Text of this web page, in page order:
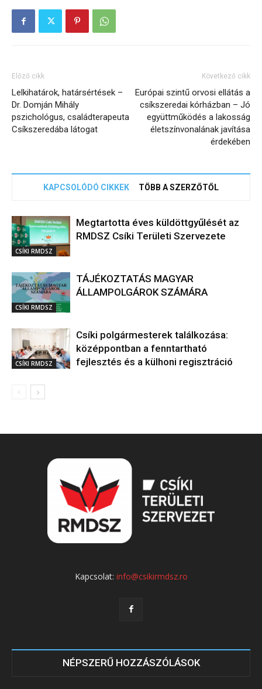
Előző cikk
Lelkihatárok, határsértések –
Dr. Domján Mihály
pszichológus, családterapeuta
Csíkszeredába látogat
Következő cikk
Európai szintű orvosi ellátás a
csíkszeredai kórházban – Jó
együttműködés a lakosság
életszínvonalának javítása
érdekében
KAPCSOLÓDÓ CIKKEK TÖBB A SZERZŐTŐL
CSÍKI RMDSZ
Megtartotta éves küldöttgyűlését az
RMDSZ Csíki Területi Szervezete
CSÍKI RMDSZ
TÁJÉKOZTATÁS MAGYAR
ÁLLAMPOLGÁROK SZÁMÁRA
CSÍKI RMDSZ
Csíki polgármesterek találkozása:
középpontban a fenntartható
fejlesztés és a külhoni regisztráció
Kapcsolat: info@csikirmdsz.ro
NÉPSZERŰ HOZZÁSZÓLÁSOK